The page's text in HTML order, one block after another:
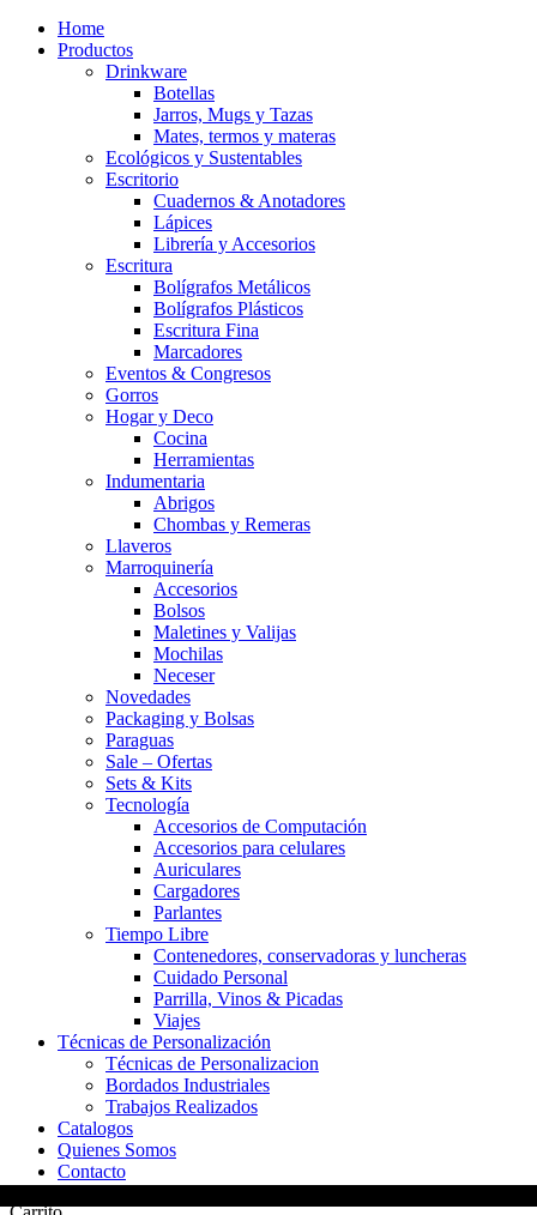
Home
Productos
Drinkware
Botellas
Jarros, Mugs y Tazas
Mates, termos y materas
Ecológicos y Sustentables
Escritorio
Cuadernos & Anotadores
Lápices
Librería y Accesorios
Escritura
Bolígrafos Metálicos
Bolígrafos Plásticos
Escritura Fina
Marcadores
Eventos & Congresos
Gorros
Hogar y Deco
Cocina
Herramientas
Indumentaria
Abrigos
Chombas y Remeras
Llaveros
Marroquinería
Accesorios
Bolsos
Maletines y Valijas
Mochilas
Neceser
Novedades
Packaging y Bolsas
Paraguas
Sale – Ofertas
Sets & Kits
Tecnología
Accesorios de Computación
Accesorios para celulares
Auriculares
Cargadores
Parlantes
Tiempo Libre
Contenedores, conservadoras y luncheras
Cuidado Personal
Parrilla, Vinos & Picadas
Viajes
Técnicas de Personalización
Técnicas de Personalizacion
Bordados Industriales
Trabajos Realizados
Catalogos
Quienes Somos
Contacto